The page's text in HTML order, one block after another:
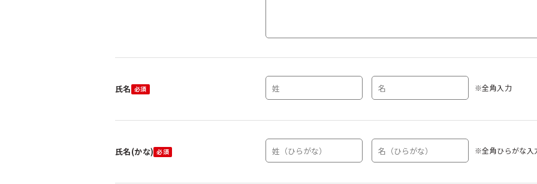
氏名 ※全角入力
氏名(かな) ※全角ひらがな入